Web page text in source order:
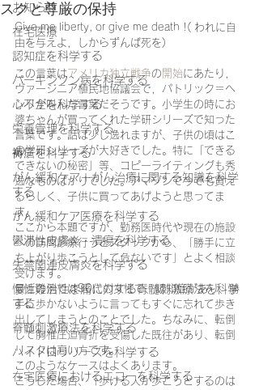
お知らせ
在宅医療
認知症を科学する
パーキンソン病を科学する
心不全を科学する
栄養管理を科学する
褥瘡を科学する
がん緩和ケア＋がん治療に関する知識を科学
する
がん緩和ケア医療を科学する
鬱滞性皮膚炎・潰瘍を科学する
失禁関連皮膚炎を科学する
慢性難治性疼痛に対する脊髄刺激療法を科学
する
脊髄刺激療法を科学する
ハイドロリリースを科学する
在宅医療におけるエコーを科学する
スクと尊厳の保持
Give me liberty, or give me death !( われに自
由を与えよ，しからずんば死を)
この言葉はアメリカ独立戦争の 開始にあたり，
ヴァージニア植民地協議会で，パトリック＝ヘ
ンリが叫んだ言葉だそうです。小学生の時にお
婆ちゃんが買ってくれた学研シリーズで知った
言葉です。話は少し逸れますが、子供の頃はこ
の学研シリーズが大好きでした。特に「できる
できないの秘密」等、コピーライティングも秀
逸なものばかりでした。アマゾンで今でも買え
るらしく、子供に買ってあげようと思ってま
す。
ここから本題ですが、勤務医時代や現在の施設
への訪問診療行うとスタッフから、「勝手に立
ち上がり歩こうとして危ないです」とよく相談
受けます。
最近の例では90代の女性で、認知症があり、勝
手に歩かないように言ってもすぐに忘れて歩き
出してしまうとのことでした。ちなみに、転倒
して胸椎圧迫骨折を受傷した既往があり、転倒
リスクは高い方です。
このようなケースはよくあります。
こうした場合、「歩ける人が歩こうとするのは